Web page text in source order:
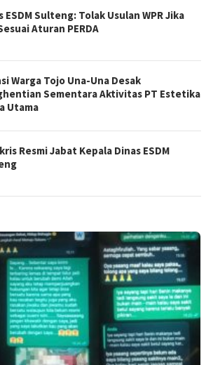
ESDM Sulteng: Tolak Usulan WPR Jika
Aturan PERDA
Warga Tojo Una-Una Desak
Sementara Aktivitas PT Estetika
Utama
Resmi Jabat Kepala Dinas ESDM